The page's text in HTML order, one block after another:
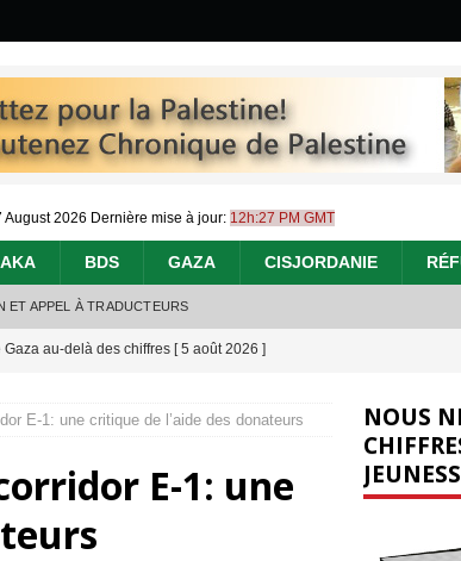
August 2026 Dernière mise à jour: 12h:27 PM GMT
BDS GAZA CISJORDANIE
ET APPEL À TRADUCTEURS
Gaza au-delà des chiffres [ 5 août 2026 ]
de paix » à Gaza, les Israéliens multiplie les
E-1: une critique de l’aide des donateurs
E-1: une
NOUS